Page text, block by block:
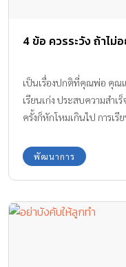
4 ข้อ ควรระวัง ถ้าไม่
เป็นเรื่องปกติที่คุณพ่อ คุณ
เรียนเก่ง ประสบความสำเ
ครั้งก็หักโหมเกินไป การเ
แม่ไม่รู้ตัว
พัฒนาการ